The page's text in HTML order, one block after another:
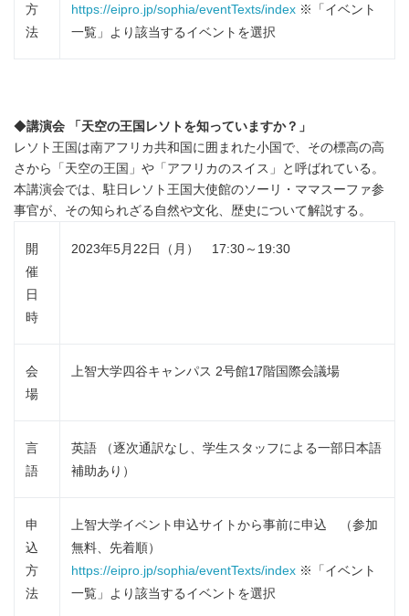
方
法
https://eipro.jp/sophia/eventTexts/index ※「イベント
一覧」より該当するイベントを選択
◆講演会 「天空の王国レソトを知っていますか？」
レソト王国は南アフリカ共和国に囲まれた小国で、その標高の高
さから「天空の王国」や「アフリカのスイス」と呼ばれている。
本講演会では、駐日レソト王国大使館のソーリ・ママスーファ参
事官が、その知られざる自然や文化、歴史について解説する。
開
催
日
時
2023年5月22日（月） 17:30～19:30
会
場
上智大学四谷キャンパス 2号館17階国際会議場
言
語
英語 （逐次通訳なし、学生スタッフによる一部日本語
補助あり）
申
込
方
法
上智大学イベント申込サイトから事前に申込 （参加
無料、先着順）
https://eipro.jp/sophia/eventTexts/index ※「イベント
一覧」より該当するイベントを選択